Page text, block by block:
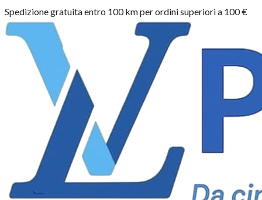
Spedizione gratuita entro 100 km per ordini superiori a 100 €